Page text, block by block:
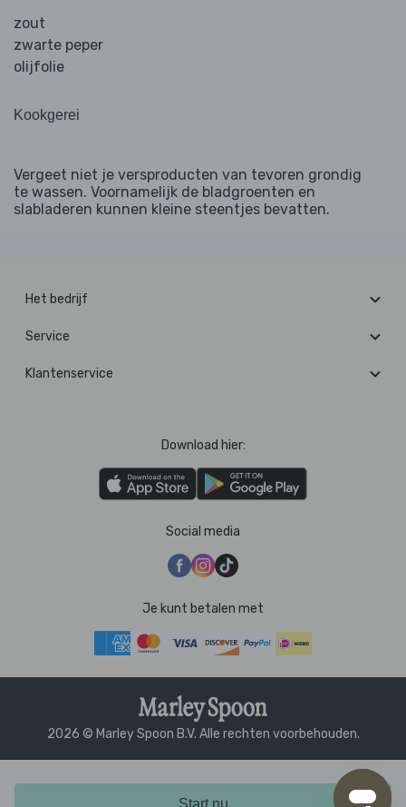
Start nu
zout
zwarte peper
olijfolie
Kookgerei
Vergeet niet je versproducten van tevoren grondig
te wassen. Voornamelijk de bladgroenten en
slabladeren kunnen kleine steentjes bevatten.
Het bedrijf
Service
Klantenservice
Download hier:
Social media
Je kunt betalen met
2026 © Marley Spoon B.V. Alle rechten voorbehouden.